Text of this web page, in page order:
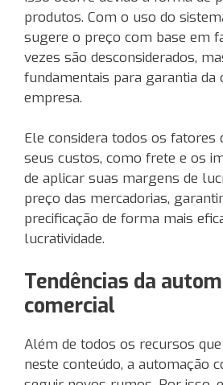
produtos. Com o uso do
sugere o preço com base em
vezes são desconsiderados,
fundamentais para garantia da
empresa.
Ele considera todos os fatores
seus custos, como frete e os
de aplicar suas margens de
preço das mercadorias,
precificação de forma mais
lucratividade.
Tendências da
comercial
Além de todos os recursos
neste conteúdo, a automação